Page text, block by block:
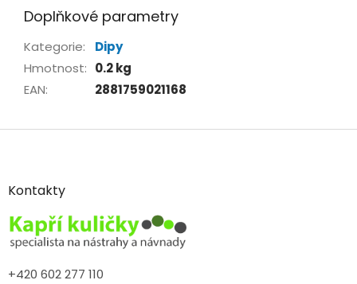
Doplňkové parametry
Kategorie:
Dipy
Hmotnost: 0.2 kg
EAN: 2881759021168
Z
aKontakty
+420 602 277 110